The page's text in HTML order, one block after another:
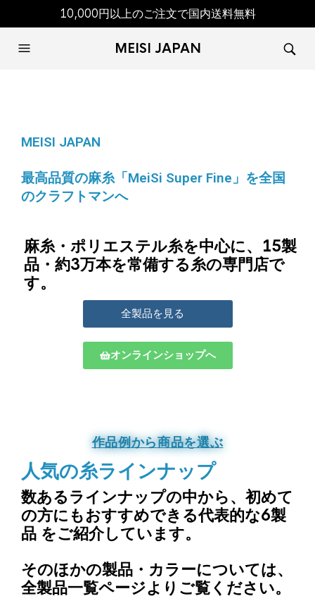
10,000円以上のご注文で国内送料無料
MEISI JAPAN
MEISI JAPAN
最高品質の麻糸「MeiSi Super Fine」を全国
のクラフトマンへ
麻糸・ポリエステル糸を中心に、15製
品・約3万本を常備する糸の専門店で
す。
全製品を見る
オンラインショップへ
作品例から商品を選ぶ
人気の糸ラインナップ
数あるラインナップの中から、 初めて
の方にもおすすめできる代表的な6製
品 をご紹介しています。
そのほかの製品・カラーについては、
全製品一覧ページよりご覧ください。